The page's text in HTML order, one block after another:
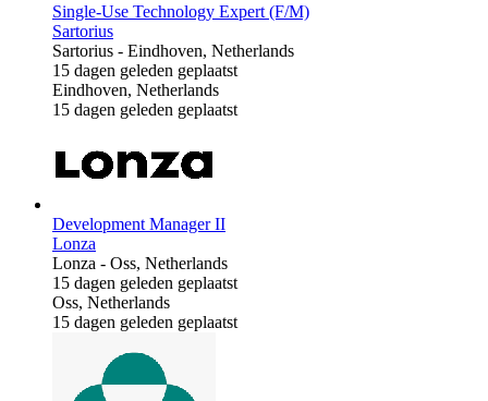
Single-Use Technology Expert (F/M)
Sartorius
Sartorius - Eindhoven, Netherlands
15 dagen geleden geplaatst
Eindhoven, Netherlands
15 dagen geleden geplaatst
Development Manager II
Lonza
Lonza - Oss, Netherlands
15 dagen geleden geplaatst
Oss, Netherlands
15 dagen geleden geplaatst